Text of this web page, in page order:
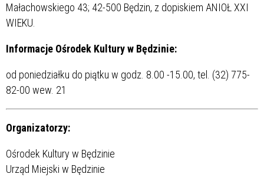
Małachowskiego 43; 42-500 Będzin, z dopiskiem ANIOŁ XXI
WIEKU.
Informacje Ośrodek Kultury w Będzinie:
od poniedziałku do piątku w godz. 8.00 -15.00, tel. (32) 775-
82-00 wew. 21
Organizatorzy:
Ośrodek Kultury w Będzinie
Urząd Miejski w Będzinie